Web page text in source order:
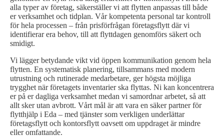
alla typer av företag, säkerställer vi att flytten anpassas till både
er verksamhet och tidplan. Vår kompetenta personal tar kontroll
för hela processen – från prisförfrågan företagsflytt där vi
identifierar era behov, till att flyttdagen genomförs säkert och
smidigt.
Vi lägger betydande vikt vid öppen kommunikation genom hela
flytten. En systematisk planering, tillsammans med modern
utrustning och rutinerade medarbetare, ger högsta möjliga
trygghet när företagets inventarier ska flyttas. Ni kan koncentrera
er på er dagliga verksamhet medan vi samordnar arbetet, så att
allt sker utan avbrott. Vårt mål är att vara en säker partner för
flytthjälp i Eda – med tjänster som verkligen underlättar
företagsflytt och kontorsflytt oavsett om uppdraget är mindre
eller omfattande.